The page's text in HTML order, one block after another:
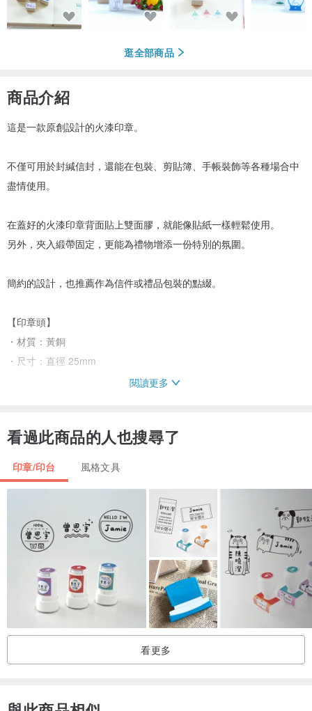
逛全部商品
商品介紹
這是一款原創設計的火漆印章。
不僅可用於封緘信封，還能在包裝、剪貼簿、手帳裝飾等各種場合中
盡情使用。
在蓋好的火漆印章背面貼上雙面膠，就能像貼紙一樣輕鬆使用。
另外，夾入緞帶固定，更能為禮物增添一份特別的氛圍。
簡約的設計，也推薦作為信件或禮品包裝的點綴。
【印章頭】
・材質：黃銅
・尺寸：直徑 25mm
・尺寸：約 24×88mm
※融蠟鍋、湯匙、火漆蠟皆不包含在內。
閱讀更多
看過此商品的人也搜尋了
印章/印台 風格文具
看更多